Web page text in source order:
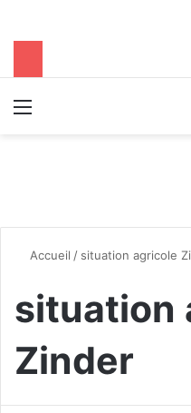
Accueil / situation agricole
situation
Zinder